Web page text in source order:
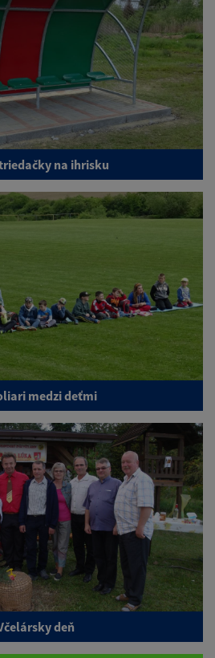
na ihrisku
medzi deťmi
deň